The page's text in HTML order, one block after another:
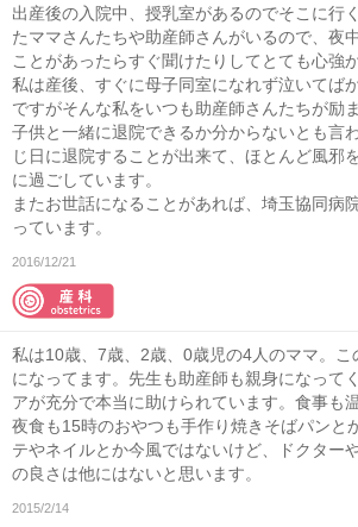
出産後の入院中、授乳室があるのでそこに行
たママさんたちや助産師さんがいるので、夜
ことがあったらすぐ聞けたりしてとても心強
私は産後、すぐに母子同室になれず泣いてば
ですがそんな私をいつも助産師さんたちが励
子供と一緒に退院できるか分からないとも言
じ日に退院することが出来て、ほとんど風邪
に過ごしています。
またお世話になることがあれば、埼玉協同病
っています。
2016/12/21
私は10歳、7歳、2歳、0歳児の4人のママ。
になってます。先生も助産師も親身になって
アが充分で本当に助けられています。食事も
夜食も15時のおやつも手作り焼きそばパンと
テやネイルとか今風ではないけど、ドクター
の良さは他にはないと思います。
2015/2/14